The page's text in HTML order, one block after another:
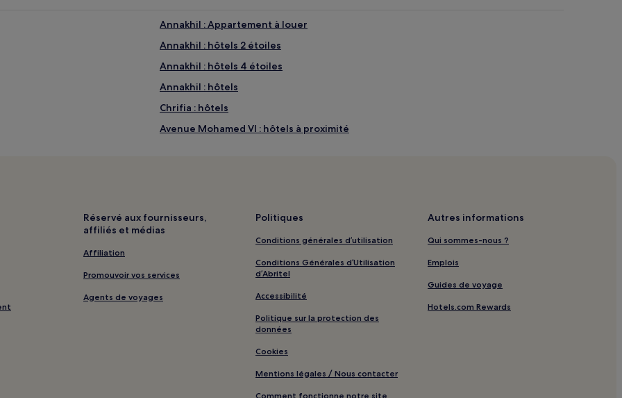
Annakhil : Appartement à louer
Annakhil : hôtels 2 étoiles
Annakhil : hôtels 4 étoiles
Annakhil : hôtels
Chrifia : hôtels
Avenue Mohamed VI : hôtels à proximité
Srarhna : hôtels
Tassoultante : hôtels Hôtels avec parking
Tassoultante : hôtels Hôtels acceptant les animaux de compagnie
Tassoultante : Maison d’hôtes
Tassoultante : hôtels Hôtels de luxe
Tassoultante : hôtels 3 étoiles
Tassoultante : hôtels 5 étoiles
Tassoultante : hôtels Hôtels-boutiques
Réservé aux fournisseurs,
affiliés et médias
Affiliation
Promouvoir vos services
Agents de voyages
Politiques
Conditions générales d’utilisation
Conditions Générales d’Utilisation
d’Abritel
Accessibilité
Politique sur la protection des
données
Cookies
Mentions légales / Nous contacter
Comment fonctionne notre site
Autres informations
Qui sommes-nous ?
Emplois
Guides de voyage
Hotels.com Rewards